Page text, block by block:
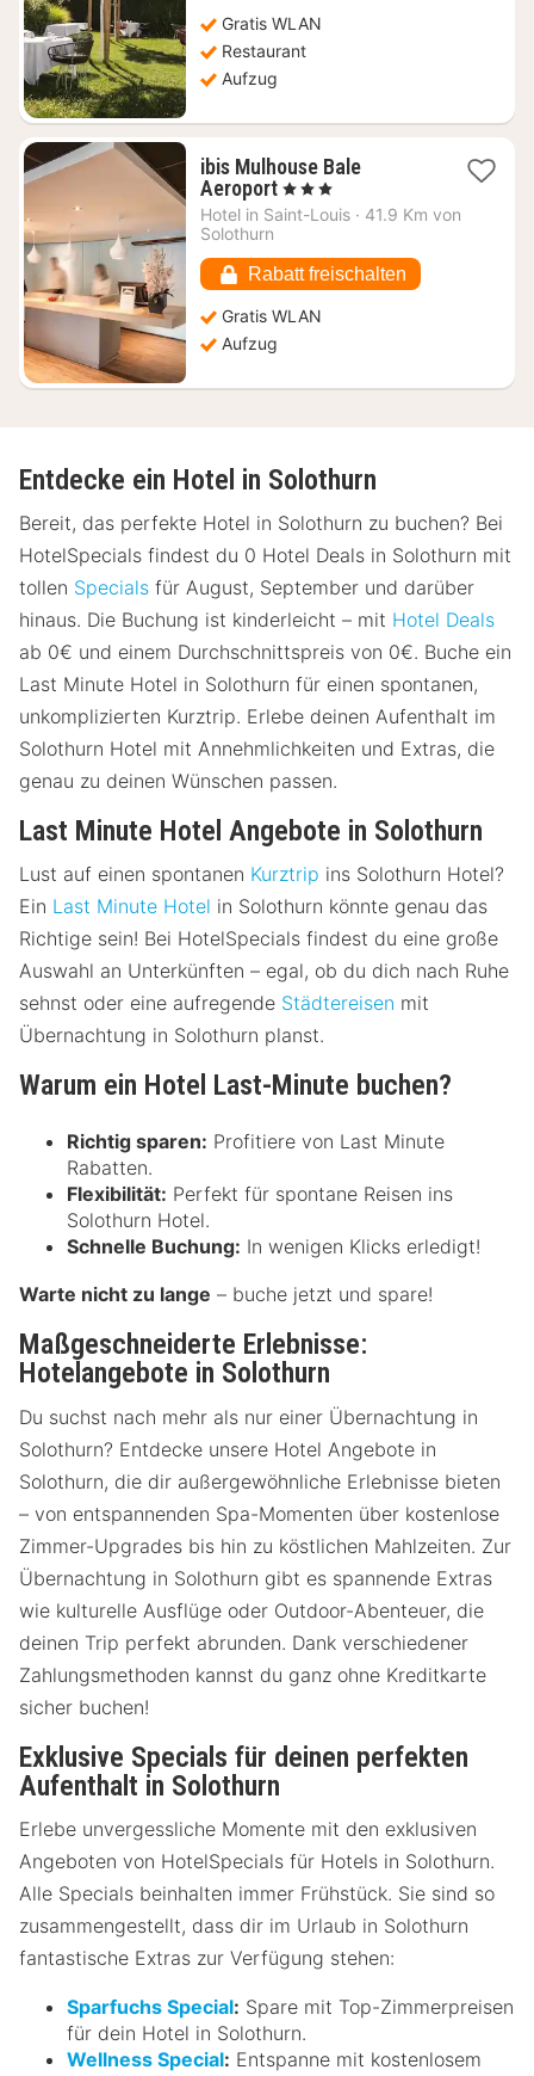
Gratis WLAN
Restaurant
Aufzug
ibis Mulhouse Bale
Aeroport1
Nacht
€
, 3 Sterne
Hotel in Saint-Louis · 41.9 Km von
Solothurn
Rabatt freischalten
Gratis WLAN
Aufzug
Entdecke ein Hotel in Solothurn
Bereit, das perfekte Hotel in Solothurn zu buchen? Bei
HotelSpecials findest du 0 Hotel Deals in Solothurn mit
tollen Specials für August, September und darüber
hinaus. Die Buchung ist kinderleicht – mit Hotel Deals
ab 0€ und einem Durchschnittspreis von 0€. Buche ein
Last Minute Hotel in Solothurn für einen spontanen,
unkomplizierten Kurztrip. Erlebe deinen Aufenthalt im
Solothurn Hotel mit Annehmlichkeiten und Extras, die
genau zu deinen Wünschen passen.
Last Minute Hotel Angebote in Solothurn
Lust auf einen spontanen Kurztrip ins Solothurn Hotel?
Ein Last Minute Hotel in Solothurn könnte genau das
Richtige sein! Bei HotelSpecials findest du eine große
Auswahl an Unterkünften – egal, ob du dich nach Ruhe
sehnst oder eine aufregende Städtereisen mit
Übernachtung in Solothurn planst.
Warum ein Hotel Last-Minute buchen?
Richtig sparen: Profitiere von Last Minute
Rabatten.
Flexibilität: Perfekt für spontane Reisen ins
Solothurn Hotel.
Schnelle Buchung: In wenigen Klicks erledigt!
Warte nicht zu lange – buche jetzt und spare!
Maßgeschneiderte Erlebnisse:
Hotelangebote in Solothurn
Du suchst nach mehr als nur einer Übernachtung in
Solothurn? Entdecke unsere Hotel Angebote in
Solothurn, die dir außergewöhnliche Erlebnisse bieten
– von entspannenden Spa-Momenten über kostenlose
Zimmer-Upgrades bis hin zu köstlichen Mahlzeiten. Zur
Übernachtung in Solothurn gibt es spannende Extras
wie kulturelle Ausflüge oder Outdoor-Abenteuer, die
deinen Trip perfekt abrunden. Dank verschiedener
Zahlungsmethoden kannst du ganz ohne Kreditkarte
sicher buchen!
Exklusive Specials für deinen perfekten
Aufenthalt in Solothurn
Erlebe unvergessliche Momente mit den exklusiven
Angeboten von HotelSpecials für Hotels in Solothurn.
Alle Specials beinhalten immer Frühstück. Sie sind so
zusammengestellt, dass dir im Urlaub in Solothurn
fantastische Extras zur Verfügung stehen:
Sparfuchs Special: Spare mit Top-Zimmerpreisen
für dein Hotel in Solothurn.
Wellness Special: Entspanne mit kostenlosem